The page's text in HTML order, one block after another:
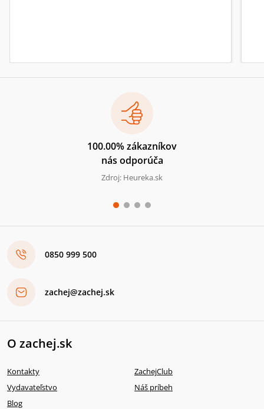
100.00% zákazníkov
nás odporúča
Zdroj: Heureka.sk
0850 999 500
zachej@zachej.sk
O zachej.sk
Kontakty
ZachejClub
Vydavateľstvo
Náš príbeh
Blog